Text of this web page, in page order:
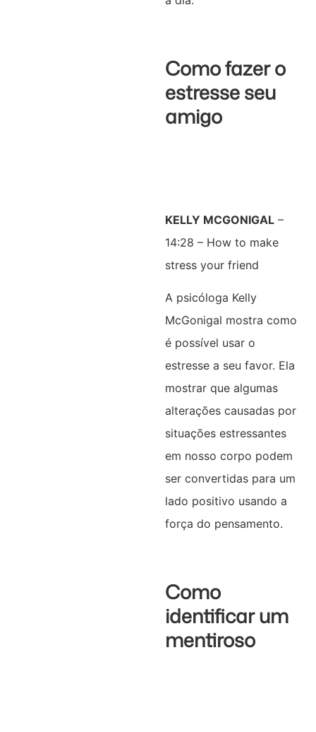
Como fazer o
estresse seu
amigo
KELLY MCGONIGAL–
14:28 – How to make
stress your friend
A psicóloga Kelly
McGonigal mostra como
é possível usar o
estresse a seu favor. Ela
mostrar que algumas
alterações causadas por
situações estressantes
em nosso corpo podem
ser convertidas para um
lado positivo usando a
força do pensamento.
Como
identificar um
mentiroso